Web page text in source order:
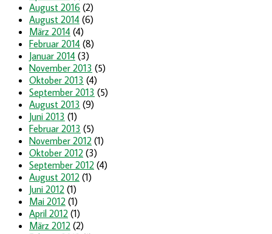
August 2016 (2)
August 2014 (6)
März 2014 (4)
Februar 2014 (8)
Januar 2014 (3)
November 2013 (5)
Oktober 2013 (4)
September 2013 (5)
August 2013 (9)
Juni 2013 (1)
Februar 2013 (5)
November 2012 (1)
Oktober 2012 (3)
September 2012 (4)
August 2012 (1)
Juni 2012 (1)
Mai 2012 (1)
April 2012 (1)
März 2012 (2)